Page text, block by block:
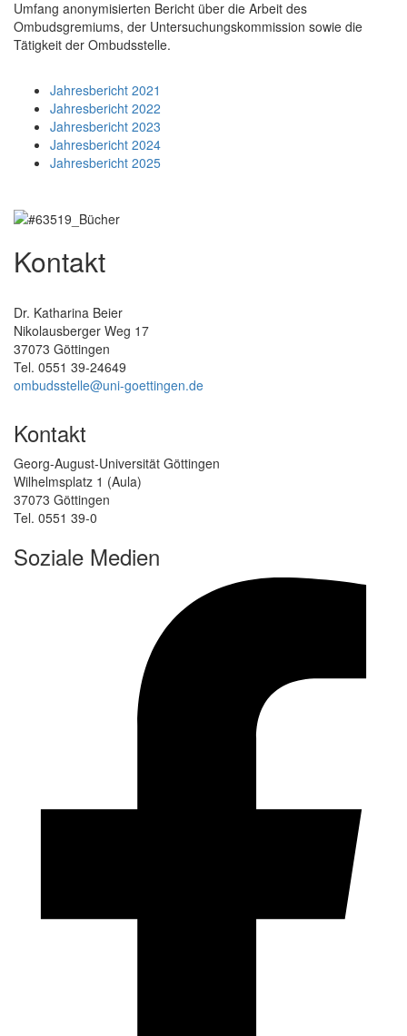
Umfang anonymisierten Bericht über die Arbeit des
Ombudsgremiums, der Untersuchungskommission sowie die
Tätigkeit der Ombudsstelle.
Jahresbericht 2021
Jahresbericht 2022
Jahresbericht 2023
Jahresbericht 2024
Jahresbericht 2025
Kontakt
Dr. Katharina Beier
Nikolausberger Weg 17
37073 Göttingen
Tel. 0551 39-24649
ombudsstelle@uni-goettingen.de
Kontakt
Georg-August-Universität Göttingen
Wilhelmsplatz 1 (Aula)
37073 Göttingen
Tel. 0551 39-0
Soziale Medien